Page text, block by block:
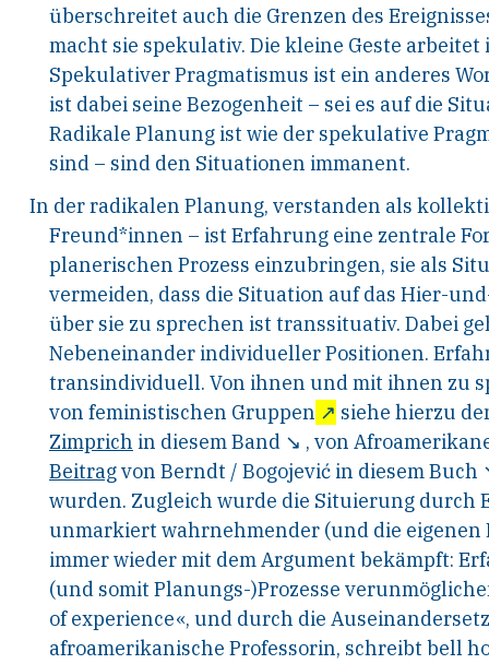
überschreitet auch die Grenzen des
macht sie spekulativ. Die kleine Geste arbeitet
Spekulativer Pragmatismus ist ein anderes
ist dabei seine Bezogenheit – sei es auf die
Radikale Planungist wie der spekulative
sind – sind den Situationen immanent.
In der radikalen Planung, verstanden als
Freund*innen – ist Erfahrung eine zentrale
planerischen Prozess einzubringen, sie als
vermeiden, dass die Situation auf das Hier-
über sie zu sprechen ist transsituativ. Dabei
Nebeneinander individueller Positionen.
transindividuell. Von ihnen und mit ihnen zu
von feministischen Gruppen ↗ siehe hierzu
Zimprich in diesem Band ↘ , von
Beitragvon Berndt / Bogojević in diesem Buch
wurden. Zugleich wurde die Situierung durch
unmarkiert wahrnehmender (und die eigenen
immer wieder mit dem Argument bekämpft:
(und somit Planungs-)Prozesse ver
of experience«, und durch die
afroamerikanische Professorin, schreibt bell